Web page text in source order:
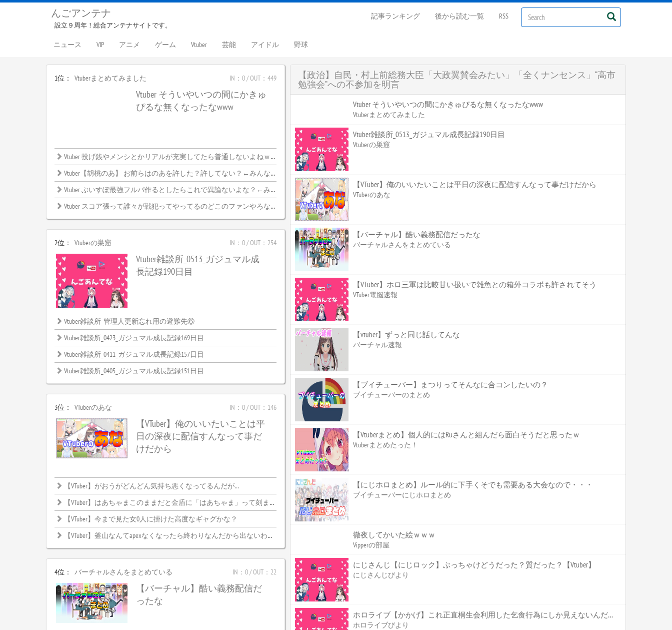
んごアンテナ
設立９周年！総合アンテナサイトです。
記事ランキング 後から読む一覧 RSS
ニュース VIP アニメ ゲーム Vtuber 芸能 アイドル 野球
1位： Vtuberまとめてみました IN：0 / OUT：449
Vtuber そういやいつの間にかきゅ
ぴるな無くなったなwww
Vtuber 投げ銭やメンシとかリアルが充実してたら普通しないよねｗｗｗｗｗｗｗｗｗｗ
Vtuber【胡桃のあ】 お前らはのあを許した？許してない？←みんなの意見がこちらｗｗｗｗｗｗｗｗｗｗ
Vtuber ぶいすぽ最強フルパ作るとしたらこれで異論ないよな？←みんな納得wwwww
Vtuber スコア張って誰々が戦犯ってやってるのどこのファンやろな…？
2位： Vtuberの巣窟 IN：0 / OUT：254
Vtuber雑談所_0513_ガジュマル成
長記録190日目
Vtuber雑談所_管理人更新忘れ用の避難先⑥
Vtuber雑談所_0423_ガジュマル成長記録169日目
Vtuber雑談所_0411_ガジュマル成長記録157日目
Vtuber雑談所_0405_ガジュマル成長記録151日目
3位： VTuberのあな IN：0 / OUT：146
【VTuber】俺のいいたいことは平
日の深夜に配信すんなって事だ
けだから
【VTuber】がおうがどんどん気持ち悪くなってるんだが…
【VTuber】はあちゃまこのままだと金盾に「はあちゃま」って刻まれるけどいいのか
【VTuber】今まで見た女0人に掛けた高度なギャグかな？
【VTuber】釜山なんてapexなくなったら終わりなんだから出ないわけがない
4位： バーチャルさんをまとめている IN：0 / OUT：22
【バーチャル】酷い義務配信だ
ったな
【政治】自民・村上前総務大臣「大政翼賛会みたい」「全くナンセンス」“高市
勉強会”への不参加を明言
Vtuber そういやいつの間にかきゅぴるな無くなったなwww
Vtuberまとめてみました
Vtuber雑談所_0513_ガジュマル成長記録190日目
Vtuberの巣窟
【VTuber】俺のいいたいことは平日の深夜に配信すんなって事だけだから
VTuberのあな
【バーチャル】酷い義務配信だったな
バーチャルさんをまとめている
【VTuber】ホロ三軍は比較甘い扱いで雑魚との箱外コラボも許されてそう
VTuber電脳速報
【vtuber】ずっと同じ話してんな
バーチャル速報
【ブイチューバー】まつりってそんなに合コンしたいの？
ブイチューバーのまとめ
【Vtuberまとめ】個人的にはRuさんと組んだら面白そうだと思ったｗ
Vtuberまとめたった！
【にじホロまとめ】ルール的に下手くそでも需要ある大会なので・・・
ブイチューバーにじホロまとめ
徹夜してかいた絵ｗｗｗ
Vipperの部屋
にじさんじ【にじロック】ぶっちゃけどうだった？質だった？【Vtuber】
にじさんじびより
ホロライブ【かかげ】これ正直桐生会利用した乞食行為にしか見えないんだがいいのかこれ かかげって直接関わりがあるわけじゃないだろ【Vtuber】
ホロライブびより